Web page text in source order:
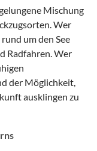
Mischung
Wer
um den See
Radfahren. Wer
der Möglichkeit,
ausklingen zu